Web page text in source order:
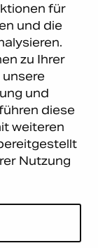
für
und die
zu Ihrer
und
diese
weiteren
Nutzung
Carema
vorbehalten.